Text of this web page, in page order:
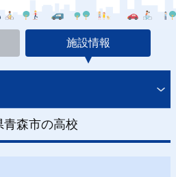
施設情報
青森市の高校